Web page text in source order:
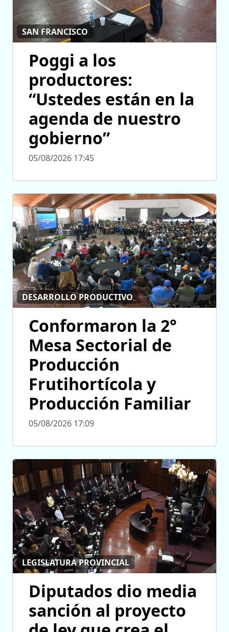
SAN FRANCISCO
Poggi a los
productores:
“Ustedes están en la
agenda de nuestro
gobierno”
05/08/2026 17:45
DESARROLLO PRODUCTIVO
Conformaron la 2°
Mesa Sectorial de
Producción
Frutihortícola y
Producción Familiar
05/08/2026 17:09
LEGISLATURA PROVINCIAL
Diputados dio media
sanción al proyecto